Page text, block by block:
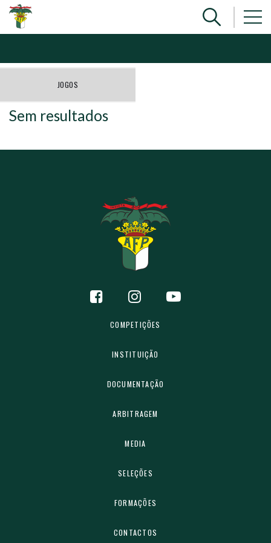
JOGOS
Sem resultados
COMPETIÇÕES
INSTITUIÇÃO
DOCUMENTAÇÃO
ARBITRAGEM
MEDIA
SELEÇÕES
FORMAÇÕES
CONTACTOS